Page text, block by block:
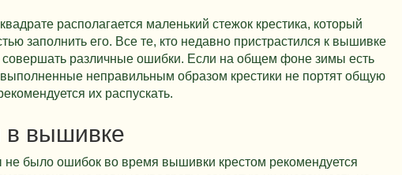
располагается маленький стежок крестика, который
заполнить его. Все те, кто недавно пристрастился к вышивке
совершать различные ошибки. Если на общем фоне зимы есть
неправильным образом крестики не портят общую
их распускать.
вышивке
не было ошибок во время вышивки крестом рекомендуется